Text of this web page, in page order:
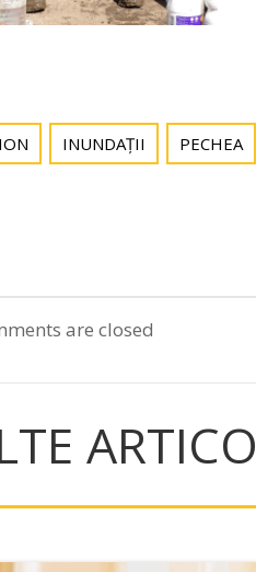
INUNDAȚII PECHEA
are closed